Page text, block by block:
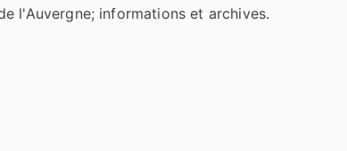
l'Auvergne; informations et archives.